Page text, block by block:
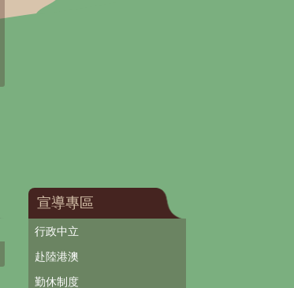
宣導專區
行政中立
赴陸港澳
勤休制度